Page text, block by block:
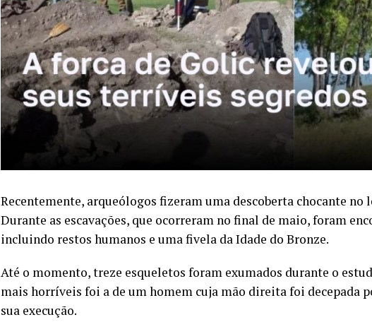
Recentemente, arqueólogos fizeram uma descoberta chocante no
Durante as escavações, que ocorreram no final de maio, foram
incluindo restos humanos e uma fivela da Idade do Bronze.
Até o momento, treze esqueletos foram exumados durante o
mais horríveis foi a de um homem cuja mão direita foi decepada
sua execução.